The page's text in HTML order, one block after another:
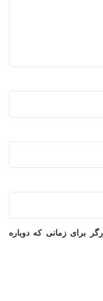
برای زمانی که دوباره